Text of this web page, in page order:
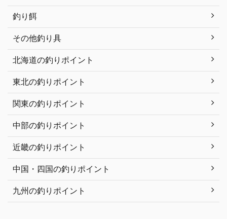
釣り餌
その他釣り具
北海道の釣りポイント
東北の釣りポイント
関東の釣りポイント
中部の釣りポイント
近畿の釣りポイント
中国・四国の釣りポイント
九州の釣りポイント